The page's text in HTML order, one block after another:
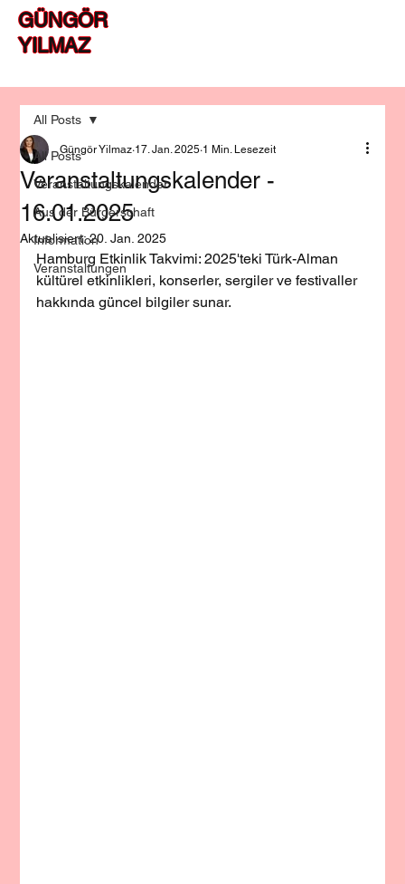
GÜNGÖR
YILMAZ
All Posts
Veranstaltungskalender
Aus der Bürgerschaft
Information
Veranstaltungen
All Posts
Veranstaltungskalender -
16.01.2025
Güngör Yilmaz 17. Jan. 2025 1 Min. Lesezeit
Aktualisiert:20. Jan. 2025
Hamburg Etkinlik Takvimi: 2025'teki Türk-Alman
kültürel etkinlikleri, konserler, sergiler ve festivaller
hakkında güncel bilgiler sunar.